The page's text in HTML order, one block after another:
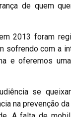
de quem
2013 foram
sofrendo com a
e oferemos
se
na prevenção da